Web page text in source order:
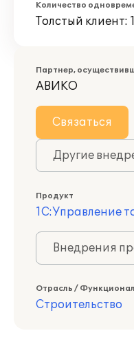
Количество
Толстый клиент: 1
Партнер,
АВИКО
Связаться
Другие
Продукт
1С:Управление
Внедрения
Отрасль /
Строительство